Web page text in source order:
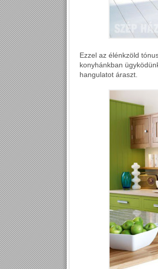
Ezzel az élénkzöld
konyhánkban
hangulatot áraszt.